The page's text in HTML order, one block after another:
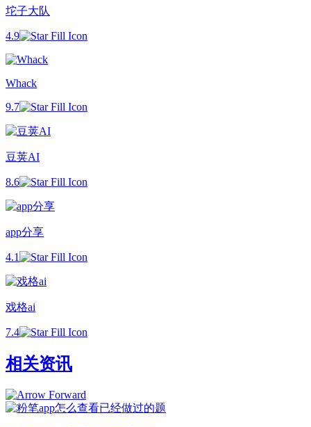
坨子大队
4.9
Whack
9.7
豆荚AI
8.6
app分享
4.1
戏格ai
7.4
相关资讯